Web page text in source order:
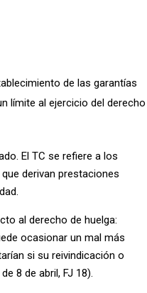
de las garantías
límite al ejercicio del derecho
El TC se refiere a los
derivan prestaciones
al derecho de huelga:
ocasionar un mal más
si su reivindicación o
8 de abril, FJ 18).